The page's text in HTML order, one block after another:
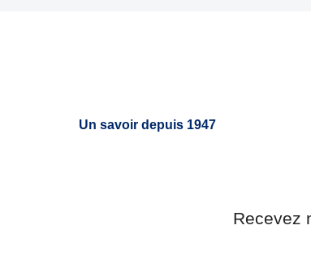
Un savoir depuis 1947
Recevez